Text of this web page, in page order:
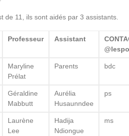
de 11, ils sont aidés par 3 assistants.
Professeur Assistant
Maryline
Prélat
Parents bdc
Géraldine
Mabbutt
Aurélia
Husaunndee
ps
Laurène
Lee
Hadija
Ndiongue
ms